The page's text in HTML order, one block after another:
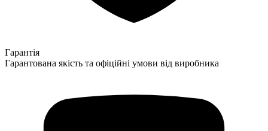
Гарантія
Гарантована якість та офіційні умови від виробника